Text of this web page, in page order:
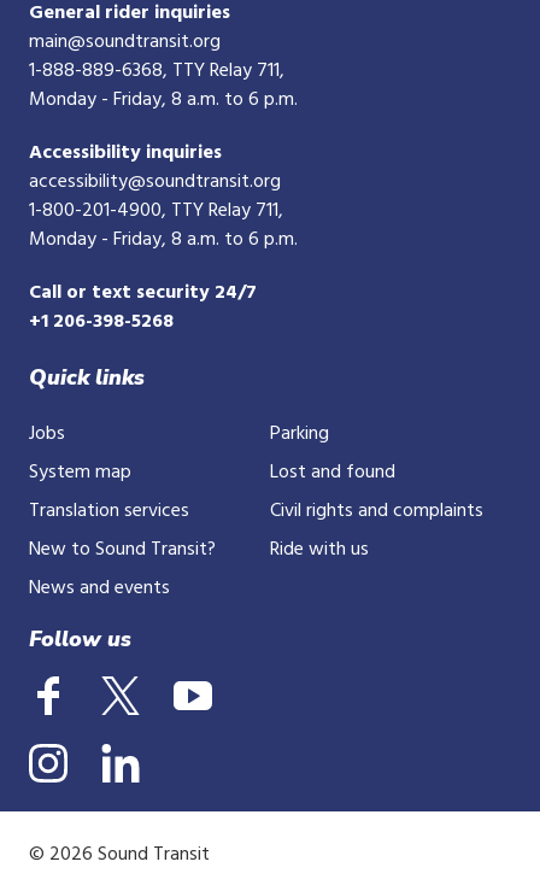
General rider inquiries
main@soundtransit.org
1-888-889-6368, TTY Relay 711,
Monday - Friday, 8 a.m. to 6 p.m.
Accessibility inquiries
accessibility@soundtransit.org
1-800-201-4900, TTY Relay 711,
Monday - Friday, 8 a.m. to 6 p.m.
Call or text security 24/7
+1 206-398-5268
Quick links
Jobs
System map
Translation services
New to Sound Transit?
News and events
Parking
Lost and found
Civil rights and complaints
Ride with us
Follow us
© 2026 Sound Transit